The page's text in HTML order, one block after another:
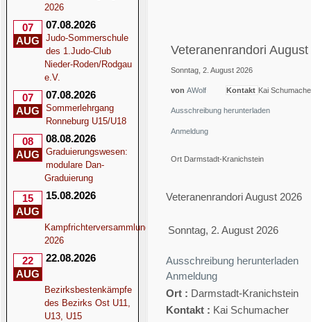
2026
07
AUG
07.08.2026
Judo-Sommerschule
des 1.Judo-Club
Nieder-Roden/Rodgau
e.V.
07
AUG
07.08.2026
Sommerlehrgang
Ronneburg U15/U18
08
AUG
08.08.2026
Graduierungswesen:
modulare Dan-
Graduierung
15
AUG
15.08.2026
Kampfrichterversammlung
2026
22
AUG
22.08.2026
Bezirksbestenkämpfe
des Bezirks Ost U11,
U13, U15
Veteranenrandori
Sonntag, 2. August 2026
vonAWolf Kontakt Kai
Ausschreibung herunterladen
Anmeldung
Ort Darmstadt-Kranichstein
Veteranenrandori August 2026
Sonntag, 2. August 2026
Ausschreibung herunterladen
Anmeldung
Ort : Darmstadt-Kranichstein
Kontakt : Kai Schumacher